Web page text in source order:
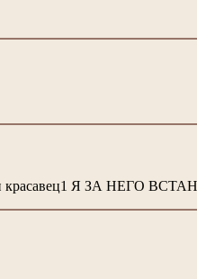
красавец1 Я ЗА НЕГО